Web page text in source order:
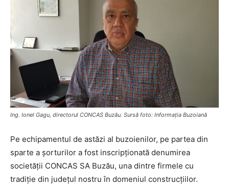
Ing. Ionel Gagu, directorul CONCAS Buzău. Sursă foto: Informaţia Buzoiană
Pe echipamentul de astăzi al buzoienilor, pe partea din
sparte a şorturilor a fost inscripţionată denumirea
societăţii CONCAS SA Buzău, una dintre firmele cu
tradiţie din judeţul nostru în domeniul construcţiilor.